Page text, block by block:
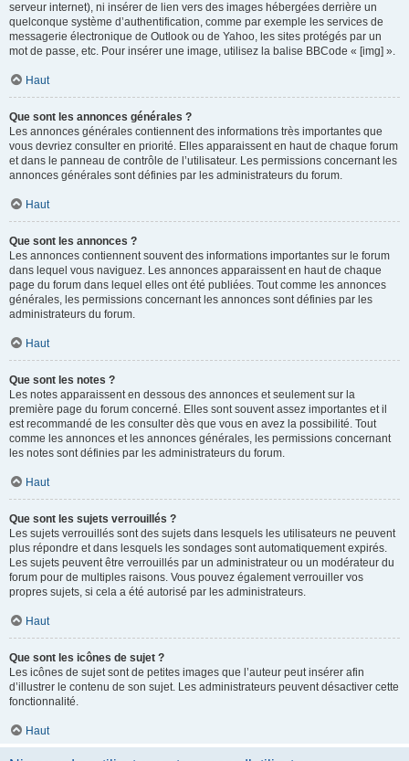
serveur internet), ni insérer de lien vers des images hébergées derrière un
quelconque système d’authentification, comme par exemple les services de
messagerie électronique de Outlook ou de Yahoo, les sites protégés par un
mot de passe, etc. Pour insérer une image, utilisez la balise BBCode « [img] ».
Haut
Que sont les annonces générales ?
Les annonces générales contiennent des informations très importantes que
vous devriez consulter en priorité. Elles apparaissent en haut de chaque forum
et dans le panneau de contrôle de l’utilisateur. Les permissions concernant les
annonces générales sont définies par les administrateurs du forum.
Haut
Que sont les annonces ?
Les annonces contiennent souvent des informations importantes sur le forum
dans lequel vous naviguez. Les annonces apparaissent en haut de chaque
page du forum dans lequel elles ont été publiées. Tout comme les annonces
générales, les permissions concernant les annonces sont définies par les
administrateurs du forum.
Haut
Que sont les notes ?
Les notes apparaissent en dessous des annonces et seulement sur la
première page du forum concerné. Elles sont souvent assez importantes et il
est recommandé de les consulter dès que vous en avez la possibilité. Tout
comme les annonces et les annonces générales, les permissions concernant
les notes sont définies par les administrateurs du forum.
Haut
Que sont les sujets verrouillés ?
Les sujets verrouillés sont des sujets dans lesquels les utilisateurs ne peuvent
plus répondre et dans lesquels les sondages sont automatiquement expirés.
Les sujets peuvent être verrouillés par un administrateur ou un modérateur du
forum pour de multiples raisons. Vous pouvez également verrouiller vos
propres sujets, si cela a été autorisé par les administrateurs.
Haut
Que sont les icônes de sujet ?
Les icônes de sujet sont de petites images que l’auteur peut insérer afin
d’illustrer le contenu de son sujet. Les administrateurs peuvent désactiver cette
fonctionnalité.
Haut